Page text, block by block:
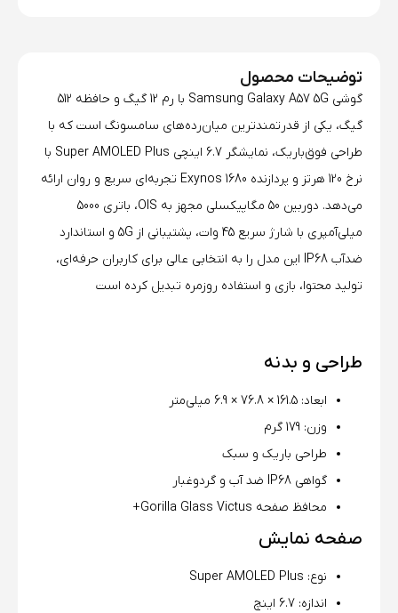
توضیحات محصول
گوشی Samsung Galaxy A57 5G با رم 12 گیگ و حافظه 512
گیگ، یکی از قدرتمندترین میان‌رده‌های سامسونگ است که با
طراحی فوق‌باریک، نمایشگر 6.7 اینچی Super AMOLED Plus با
نرخ 120 هرتز و پردازنده Exynos 1680 تجربه‌ای سریع و روان ارائه
می‌دهد. دوربین 50 مگاپیکسلی مجهز به OIS، باتری 5000
میلی‌آمپری با شارژ سریع 45 وات، پشتیبانی از 5G و استاندارد
ضدآب IP68 این مدل را به انتخابی عالی برای کاربران حرفه‌ای،
تولید محتوا، بازی و استفاده روزمره تبدیل کرده است
طراحی و بدنه
ابعاد: 161.5 × 76.8 × 6.9 میلی‌متر
وزن: 179 گرم
طراحی باریک و سبک
گواهی IP68 ضد آب و گردوغبار
محافظ صفحه Gorilla Glass Victus+
صفحه نمایش
نوع: Super AMOLED Plus
اندازه: 6.7 اینچ